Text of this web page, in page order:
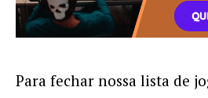
Para fechar nossa lista de